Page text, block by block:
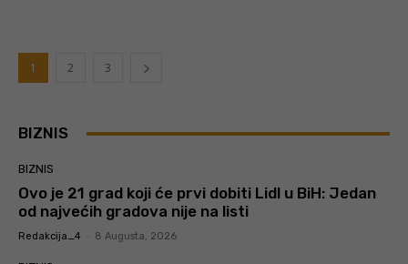
1 2 3
BIZNIS
BIZNIS
Ovo je 21 grad koji će prvi dobiti Lidl u BiH: Jedan
od najvećih gradova nije na listi
Redakcija_4 8 Augusta, 2026